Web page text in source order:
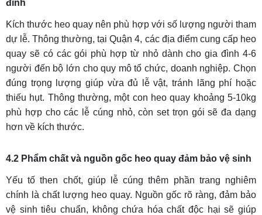
đình
Kích thước heo quay nên phù hợp với số lượng người tham
dự lễ. Thông thường, tại Quận 4, các địa điểm cung cấp heo
quay sẽ có các gói phù hợp từ nhỏ dành cho gia đình 4-6
người đến bộ lớn cho quy mô tổ chức, doanh nghiệp. Chọn
đúng trọng lượng giúp vừa đủ lễ vật, tránh lãng phí hoặc
thiếu hụt. Thông thường, một con heo quay khoảng 5-10kg
phù hợp cho các lễ cúng nhỏ, còn set trọn gói sẽ đa dạng
hơn về kích thước.
4.2 Phẩm chất và nguồn gốc heo quay đảm bảo vệ sinh
Yếu tố then chốt, giúp lễ cúng thêm phần trang nghiêm
chính là chất lượng heo quay. Nguồn gốc rõ ràng, đảm bảo
vệ sinh tiêu chuẩn, không chứa hóa chất độc hại sẽ giúp